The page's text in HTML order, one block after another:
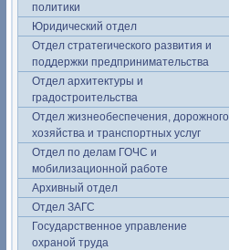
политики
Юридический отдел
Отдел стратегического развития и
поддержки предпринимательства
Отдел архитектуры и
градостроительства
Отдел жизнеобеспечения, дорожного
хозяйства и транспортных услуг
Отдел по делам ГОЧС и
мобилизационной работе
Архивный отдел
Отдел ЗАГС
Государственное управление
охраной труда